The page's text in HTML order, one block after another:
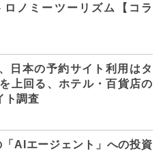
ノミーツーリズム【コラ
日本の予約サイト利用はタ
上回る、ホテル・百貨店の
調査
AIエージェント」への投資